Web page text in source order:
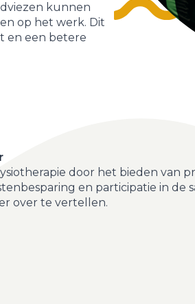
kunnen
op het werk. Dit
en een betere
door het bieden van
en participatie in
over te vertellen.